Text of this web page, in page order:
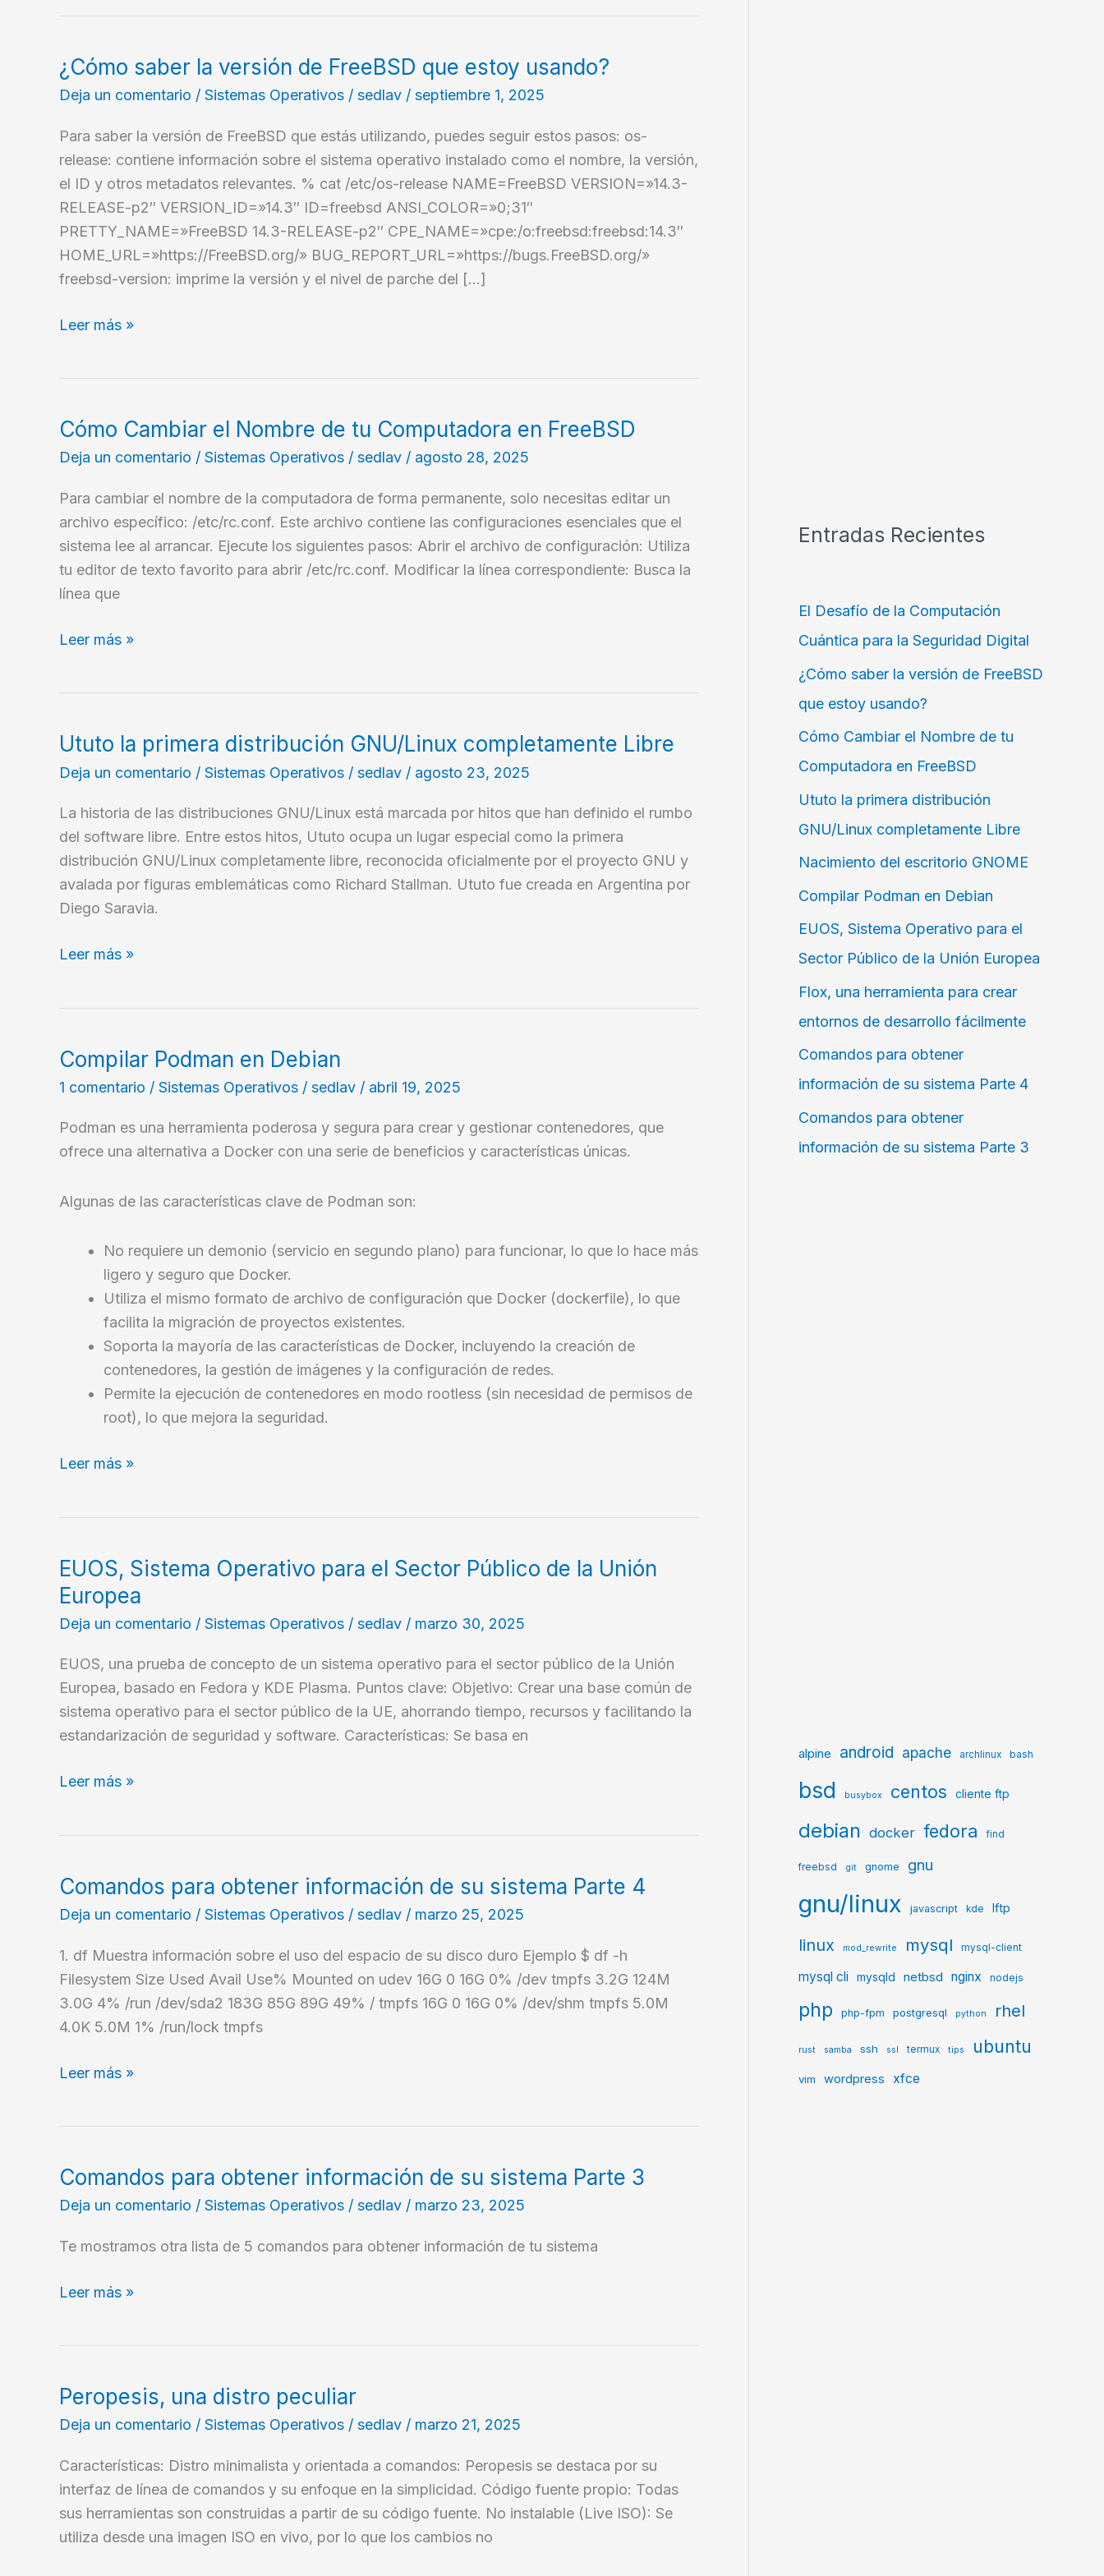
¿Cómo saber la versión de FreeBSD que estoy usando?
Deja un comentario / Sistemas Operativos / sedlav / septiembre 1, 2025
Para saber la versión de FreeBSD que estás utilizando, puedes seguir estos pasos: os-
release: contiene información sobre el sistema operativo instalado como el nombre, la versión,
el ID y otros metadatos relevantes. % cat /etc/os-release NAME=FreeBSD VERSION=»14.3-
RELEASE-p2″ VERSION_ID=»14.3″ ID=freebsd ANSI_COLOR=»0;31″
PRETTY_NAME=»FreeBSD 14.3-RELEASE-p2″ CPE_NAME=»cpe:/o:freebsd:freebsd:14.3″
HOME_URL=»https://FreeBSD.org/» BUG_REPORT_URL=»https://bugs.FreeBSD.org/»
freebsd-version: imprime la versión y el nivel de parche del […]
¿Cómo
de
FreeBSD
que
estoy
usando?
Leer más »
Cómo Cambiar el Nombre de tu Computadora en FreeBSD
Deja un comentario / Sistemas Operativos / sedlav / agosto 28, 2025
Para cambiar el nombre de la computadora de forma permanente, solo necesitas editar un
archivo específico: /etc/rc.conf. Este archivo contiene las configuraciones esenciales que el
sistema lee al arrancar. Ejecute los siguientes pasos: Abrir el archivo de configuración: Utiliza
tu editor de texto favorito para abrir /etc/rc.conf. Modificar la línea correspondiente: Busca la
línea que
Cómo
de
Computadora
en
FreeBSD
Leer más »
Ututo la primera distribución GNU/Linux completamente Libre
Deja un comentario / Sistemas Operativos / sedlav / agosto 23, 2025
La historia de las distribuciones GNU/Linux está marcada por hitos que han definido el rumbo
del software libre. Entre estos hitos, Ututo ocupa un lugar especial como la primera
distribución GNU/Linux completamente libre, reconocida oficialmente por el proyecto GNU y
avalada por figuras emblemáticas como Richard Stallman. Ututo fue creada en Argentina por
Diego Saravia.
Ututo
GNU/Linux
completamente
Libre
Leer más »
Compilar Podman en Debian
1 comentario / Sistemas Operativos / sedlav / abril 19, 2025
Podman es una herramienta poderosa y segura para crear y gestionar contenedores, que
ofrece una alternativa a Docker con una serie de beneficios y características únicas.
Algunas de las características clave de Podman son:
No requiere un demonio (servicio en segundo plano) para funcionar, lo que lo hace más
ligero y seguro que Docker.
Utiliza el mismo formato de archivo de configuración que Docker (dockerfile), lo que
facilita la migración de proyectos existentes.
Soporta la mayoría de las características de Docker, incluyendo la creación de
contenedores, la gestión de imágenes y la configuración de redes.
Permite la ejecución de contenedores en modo rootless (sin necesidad de permisos de
root), lo que mejora la seguridad.
Compilar
Leer más »
EUOS, Sistema Operativo para el Sector Público de la Unión
Europea
Deja un comentario / Sistemas Operativos / sedlav / marzo 30, 2025
EUOS, una prueba de concepto de un sistema operativo para el sector público de la Unión
Europea, basado en Fedora y KDE Plasma. Puntos clave: Objetivo: Crear una base común de
sistema operativo para el sector público de la UE, ahorrando tiempo, recursos y facilitando la
estandarización de seguridad y software. Características: Se basa en
EUOS,
el
Sector
Público
de
la
Unión
Europea
Leer más »
Comandos para obtener información de su sistema Parte 4
Deja un comentario / Sistemas Operativos / sedlav / marzo 25, 2025
1. df Muestra información sobre el uso del espacio de su disco duro Ejemplo $ df -h
Filesystem Size Used Avail Use% Mounted on udev 16G 0 16G 0% /dev tmpfs 3.2G 124M
3.0G 4% /run /dev/sda2 183G 85G 89G 49% / tmpfs 16G 0 16G 0% /dev/shm tmpfs 5.0M
4.0K 5.0M 1% /run/lock tmpfs
Comandos
de
su
sistema
Parte
Leer más »
Comandos para obtener información de su sistema Parte 3
Deja un comentario / Sistemas Operativos / sedlav / marzo 23, 2025
Te mostramos otra lista de 5 comandos para obtener información de tu sistema
Comandos
de
su
sistema
Parte
3
Leer más »
Peropesis, una distro peculiar
Deja un comentario / Sistemas Operativos / sedlav / marzo 21, 2025
Características: Distro minimalista y orientada a comandos: Peropesis se destaca por su
interfaz de línea de comandos y su enfoque en la simplicidad. Código fuente propio: Todas
sus herramientas son construidas a partir de su código fuente. No instalable (Live ISO): Se
utiliza desde una imagen ISO en vivo, por lo que los cambios no
Entradas Recientes
El Desafío de la Computación
Cuántica para la Seguridad Digital
¿Cómo saber la versión de FreeBSD
que estoy usando?
Cómo Cambiar el Nombre de tu
Computadora en FreeBSD
Ututo la primera distribución
GNU/Linux completamente Libre
Nacimiento del escritorio GNOME
Compilar Podman en Debian
EUOS, Sistema Operativo para el
Sector Público de la Unión Europea
Flox, una herramienta para crear
entornos de desarrollo fácilmente
Comandos para obtener
información de su sistema Parte 4
Comandos para obtener
información de su sistema Parte 3
alpine android apache archlinux bash
bsd busybox centos cliente ftp
debian docker fedora find
freebsd git gnome gnu
gnu/linux javascript kde lftp
linux mod_rewrite mysql mysql-client
mysql cli mysqld netbsd nginx nodejs
php php-fpm postgresql python rhel
rust samba ssh ssl termux tips ubuntu
vim wordpress xfce